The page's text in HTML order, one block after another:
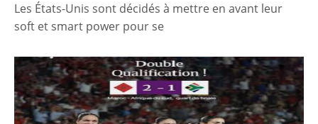
Les États-Unis sont décidés à mettre en avant leur
soft et smart power pour se